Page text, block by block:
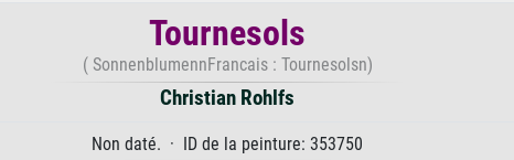
Tournesols
( SonnenblumennFrancais : Tournesolsn)
Christian Rohlfs
Non daté. · ID de la peinture: 353750